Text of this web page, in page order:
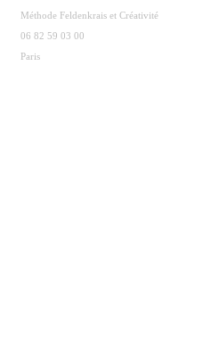
Méthode Feldenkrais et Créativité
06 82 59 03 00
Paris